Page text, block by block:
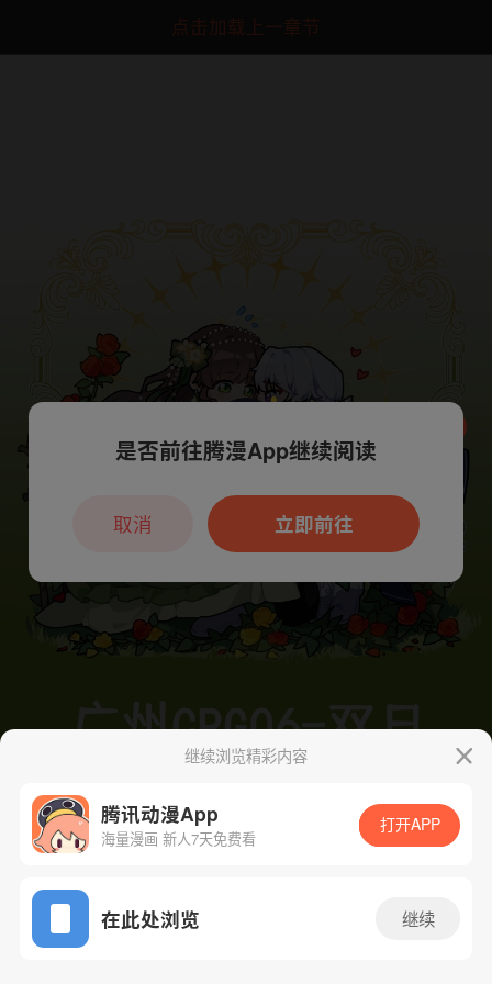
点击加载上一章节
App免费看
下一话 腾漫App免费看
继续浏览精彩内容
腾讯动漫App
海量漫画 新人7天免费看
打开APP
在此处浏览 继续
本章节仅支持App阅读，可打开App新用
户7天免费看
是否前往腾漫App继续阅读
立即前往
取消